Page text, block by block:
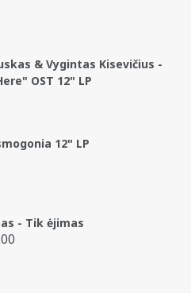
& Vygintas Kisevičius -
OST 12" LP
12" LP
- Tik ėjimas
Price